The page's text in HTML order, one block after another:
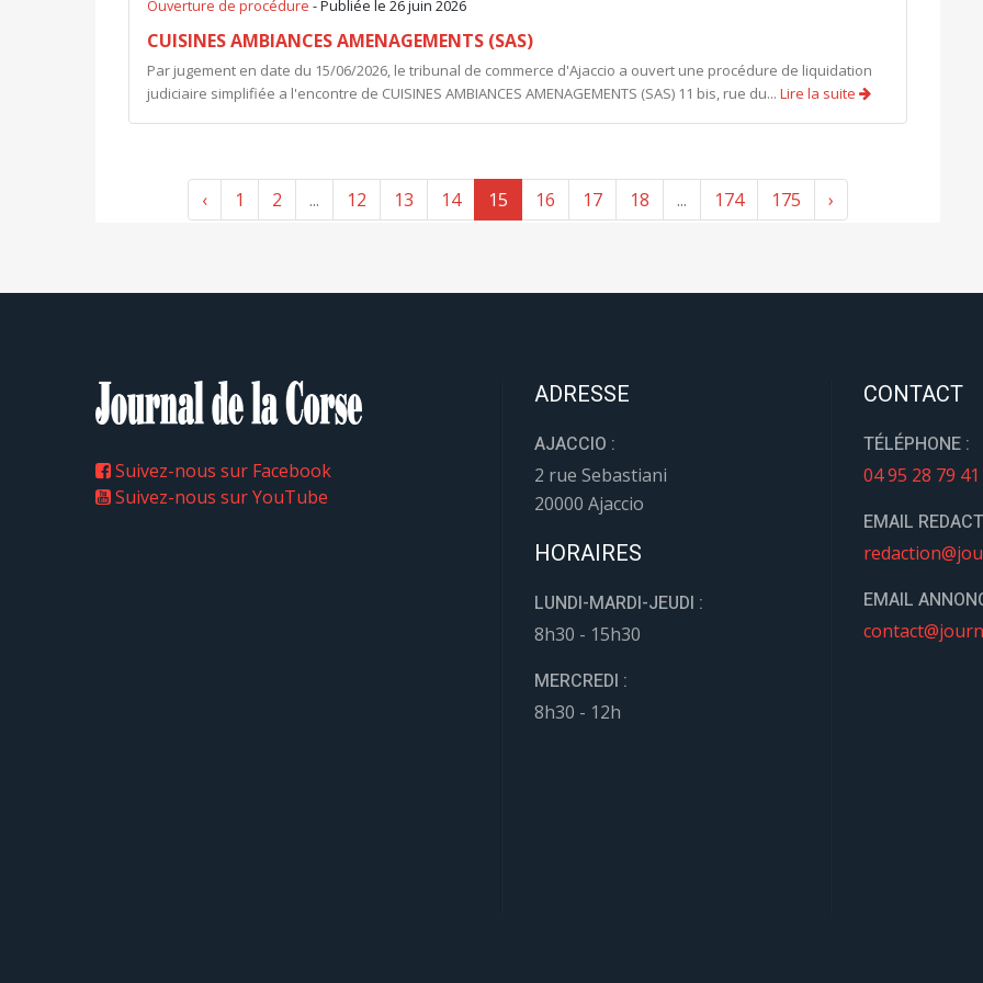
Ouverture de procédure - Publiée le 26 juin 2026
CUISINES AMBIANCES AMENAGEMENTS (SAS)
Par jugement en date du 15/06/2026, le tribunal de commerce d'Ajaccio a ouvert une procédure de liquidation
judiciaire simplifiée a l'encontre de CUISINES AMBIANCES AMENAGEMENTS (SAS) 11 bis, rue du... Lire la suite
‹ 1 2 ... 12 13 14 15 16 17 18 ... 174 175 ›
Suivez-nous sur Facebook
Suivez-nous sur YouTube
ADRESSE
AJACCIO :
2 rue Sebastiani
20000 Ajaccio
HORAIRES
LUNDI-MARDI-JEUDI :
8h30 - 15h30
MERCREDI :
8h30 - 12h
CONTACT
TÉLÉPHONE :
04 95 28 79 41
EMAIL
EMAIL